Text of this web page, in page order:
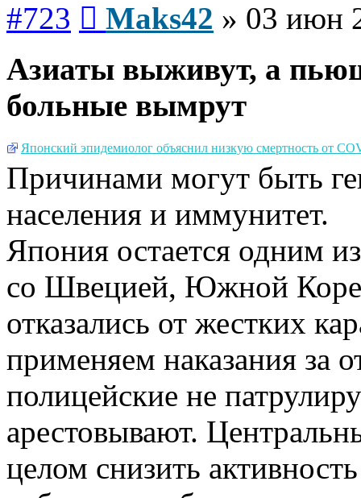
#723 Maks42 » 03 июн
Азиаты выживут, а
больные вымрут
Японский эпидемиолог объяснил низкую смертность от
Причинами могут быть
населения и иммунитет.
Япония остается одним
со Швецией, Южной
отказались от жестких
применяем наказания за
полицейские не
арестовывают.
целом снизить